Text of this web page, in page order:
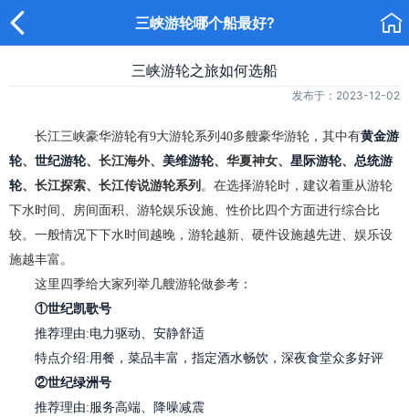
 三峡游轮哪个船最好? 
三峡游轮之旅如何选船
发布于：2023-12-02
长江三峡豪华游轮有9大游轮系列40多艘豪华游轮，其中有黄金游
轮、 世纪游轮、长江海外、 美维游轮、华夏神女、 星际游轮、 总统游
轮、长江探索、长江传说游轮系列 。 在选择游轮时，建议着重从游轮
下水时间、房间面积、游轮娱乐设施、性价比四个方面进行综合比
较。一般情况下下水时间越晚，游轮越新、硬件设施越先进、娱乐设
施越丰富。
这里四季给大家列举几艘游轮做参考：
①世纪凯歌号
推荐理由:电力驱动、安静舒适
特点介绍:用餐，菜品丰富，指定酒水畅饮，深夜食堂众多好评
②世纪绿洲号
推荐理由:服务高端、降噪减震